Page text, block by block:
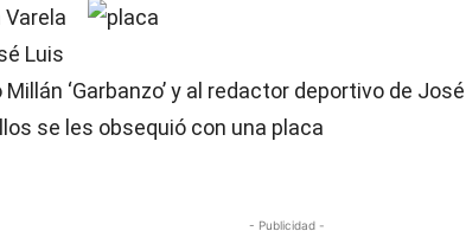
Luis
‘Garbanzo’ y al redactor deportivo de José
se les obsequió con una placa
- Publicidad -